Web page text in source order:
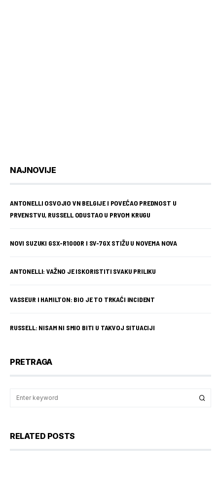
NAJNOVIJE
ANTONELLI OSVOJIO VN BELGIJE I POVEĆAO PREDNOST U
PRVENSTVU, RUSSELL ODUSTAO U PRVOM KRUGU
NOVI SUZUKI GSX-R1000R I SV-7GX STIŽU U NOVEMA NOVA
ANTONELLI: VAŽNO JE ISKORISTITI SVAKU PRILIKU
VASSEUR I HAMILTON: BIO JE TO TRKAĆI INCIDENT
RUSSELL: NISAM NI SMIO BITI U TAKVOJ SITUACIJI
PRETRAGA
RELATED POSTS